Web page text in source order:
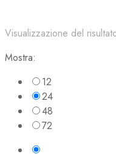
Visualizzazione del
Mostra:
12
24
48
72